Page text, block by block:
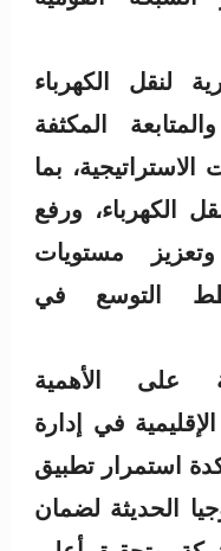
لنقل الكهرباء
المكثفة
بما
الكهرباء، ورفع
مستويات
خطط التوسع في
الأهمية
في إدارة
استمرار تطبيق
الحديثة لضمان